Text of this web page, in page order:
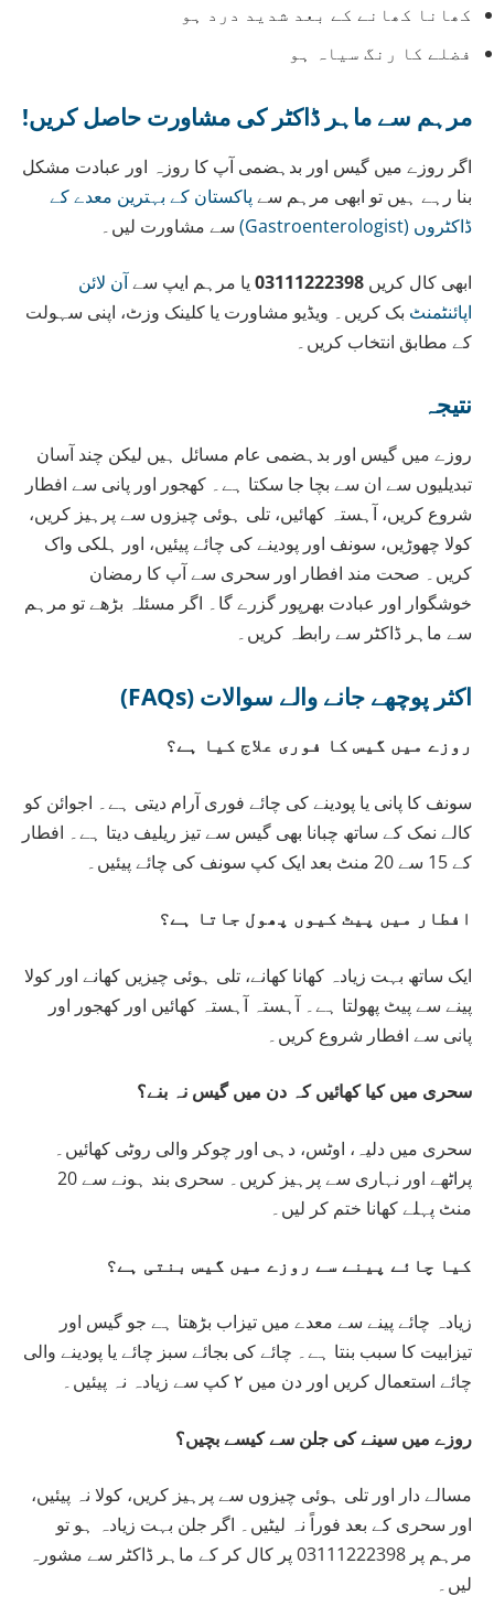
کھانا کھانے کے بعد شدید درد ہو
فضلے کا رنگ سیاہ ہو
مرہم سے ماہر ڈاکٹر کی مشاورت حاصل کریں!
اگر روزے میں گیس اور بدہضمی آپ کا روزہ اور عبادت مشکل
بنا رہے ہیں تو ابھی مرہم سے پاکستان کے بہترین معدے کے
ڈاکٹروں (Gastroenterologist)
سے مشاورت لیں۔
ابھی کال کریں 03111222398 یا مرہم ایپ سےآن لائن
اپائنٹمنٹ بک کریں۔ ویڈیو مشاورت یا کلینک وزٹ، اپنی سہولت
کے مطابق انتخاب کریں۔
نتیجہ
روزے میں گیس اور بدہضمی عام مسائل ہیں لیکن چند آسان
تبدیلیوں سے ان سے بچا جا سکتا ہے۔ کھجور اور پانی سے افطار
شروع کریں، آہستہ کھائیں، تلی ہوئی چیزوں سے پرہیز کریں،
کولا چھوڑیں، سونف اور پودینے کی چائے پیئیں، اور ہلکی واک
کریں۔ صحت مند افطار اور سحری سے آپ کا رمضان
خوشگوار اور عبادت بھرپور گزرے گا۔ اگر مسئلہ بڑھے تو مرہم
سے ماہر ڈاکٹر سے رابطہ کریں۔
اکثر پوچھے جانے والے سوالات (FAQs)
روزے میں گیس کا فوری علاج کیا ہے؟
سونف کا پانی یا پودینے کی چائے فوری آرام دیتی ہے۔ اجوائن کو
کالے نمک کے ساتھ چبانا بھی گیس سے تیز ریلیف دیتا ہے۔ افطار
کے 15 سے 20 منٹ بعد ایک کپ سونف کی چائے پیئیں۔
افطار میں پیٹ کیوں پھول جاتا ہے؟
ایک ساتھ بہت زیادہ کھانا کھانے، تلی ہوئی چیزیں کھانے اور کولا
پینے سے پیٹ پھولتا ہے۔ آہستہ آہستہ کھائیں اور کھجور اور
پانی سے افطار شروع کریں۔
سحری میں کیا کھائیں کہ دن میں گیس نہ بنے؟
سحری میں دلیہ، اوٹس، دہی اور چوکر والی روٹی کھائیں۔
پراٹھے اور نہاری سے پرہیز کریں۔ سحری بند ہونے سے 20
منٹ پہلے کھانا ختم کر لیں۔
کیا چائے پینے سے روزے میں گیس بنتی ہے؟
زیادہ چائے پینے سے معدے میں تیزاب بڑھتا ہے جو گیس اور
تیزابیت کا سبب بنتا ہے۔ چائے کی بجائے سبز چائے یا پودینے والی
چائے استعمال کریں اور دن میں ۲ کپ سے زیادہ نہ پیئیں۔
روزے میں سینے کی جلن سے کیسے بچیں؟
مسالے دار اور تلی ہوئی چیزوں سے پرہیز کریں، کولا نہ پیئیں،
اور سحری کے بعد فوراً نہ لیٹیں۔ اگر جلن بہت زیادہ ہو تو
مرہم پر 03111222398 پر کال کر کے ماہر ڈاکٹر سے مشورہ
لیں۔